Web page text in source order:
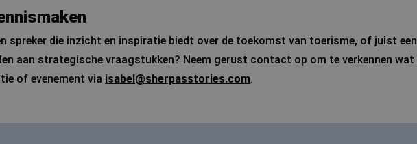
spreker die inzicht en inspiratie biedt over de toekomst van toerisme, of juist een
aan strategische vraagstukken? Neem gerust contact op om te verkennen wat
of evenement via isabel@sherpasstories.com.